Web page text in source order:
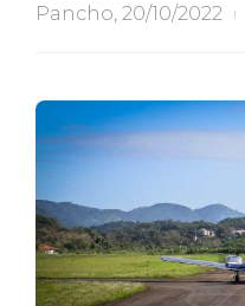
Pancho, 20/10/2022